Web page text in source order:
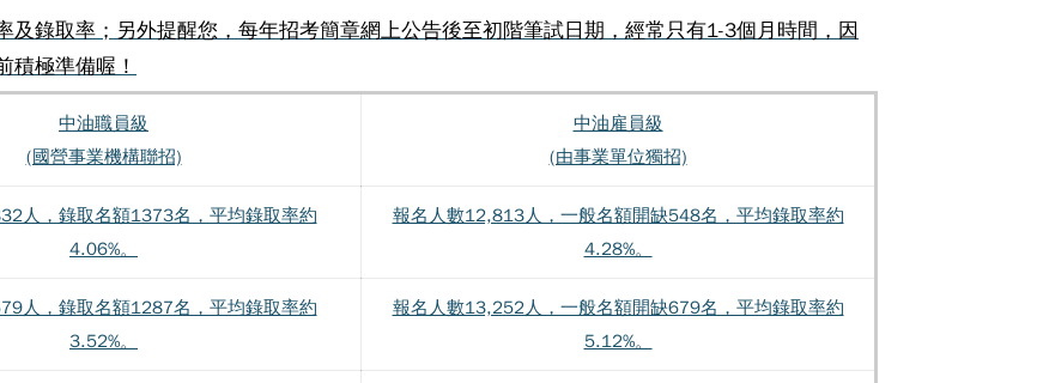
錄取率；另外提醒您，每年招考簡章網上公告後至初階筆試日期，經常只有1-3個月時間，因
積極準備喔！
中油職員級
(國營事業機構聯招)
中油雇員級
(由事業單位獨招)
人，錄取名額1373名，平均錄取率約
4.06%。
報名人數12,813人，一般名額開缺548名，平均錄取率約
4.28%。
人，錄取名額1287名，平均錄取率約
3.52%。
報名人數13,252人，一般名額開缺679名，平均錄取率約
5.12%。